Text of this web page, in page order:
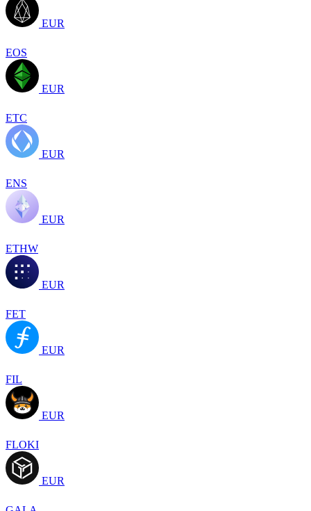
EUR
EOS
EUR
ETC
EUR
ENS
EUR
ETHW
EUR
FET
EUR
FIL
EUR
FLOKI
EUR